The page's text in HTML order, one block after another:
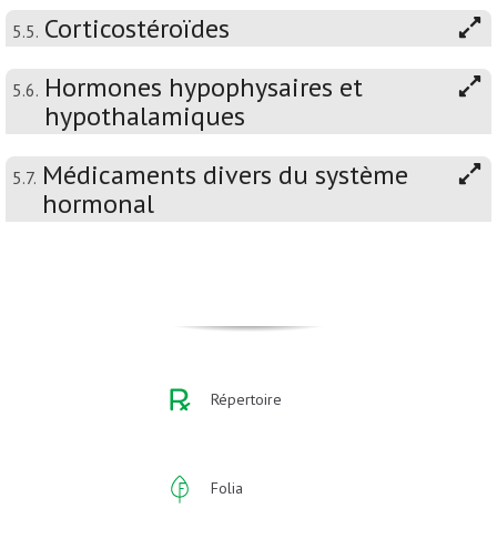
5.5. Corticostéroïdes
5.6. Hormones hypophysaires et
hypothalamiques
5.7. Médicaments divers du système
hormonal
Répertoire
Folia